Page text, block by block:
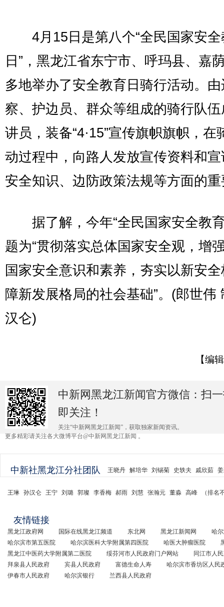
4月15日是第八个“全民国家安全
日”，黑龙江省东宁市、呼玛县、嘉
多地举办了安全教育日骑行活动。
察、护边员、群众等组成的骑行队
讲员，装备“4·15”宣传旗帜旗帜，在
动过程中，向路人发放宣传资料和
安全知识、边防政策法规等方面的
据了解，今年“全民国家安全教育
题为“贯彻落实总体国家安全观，增
国家安全意识和素养，夯实以新安
障新发展格局的社会基础”。(郎世伟
汉仑)
【编
中新网黑龙江新闻官方微信：扫
即关注！
关注“中新网黑龙江新闻”，获取独家新闻资讯。
更多精彩请关注各大微博平台@中新网黑龙江新闻 。
中新社黑龙江分社团队 王晓丹 解培华 刘锡菊 史轶夫 戚欣茹
王琳 孙汉仑 王宁 刘璐 郭璨 李香梅 郝雨 刘慧 张瀚元 董淼 高峰 （排名
友情链接
黑龙江政府网 国际在线黑龙江频道 东北网 黑龙江新闻网
哈
哈尔滨市第五医院
哈尔滨医科大学附属第四医院 哈医大肿瘤医院
黑龙江中医药大学附属第二医院
绥芬河市人民政府门户网站
同江市人
拜泉县人民政府
宾县人民政府 富德生命人寿
哈尔滨市香坊区人民
伊春市人民政府
哈尔滨银行 兰西县人民政府